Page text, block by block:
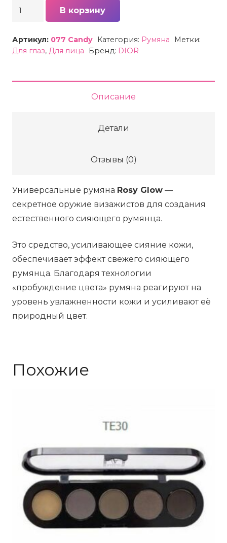
Количество
пудровые
077
Candy,
4.5
В корзину
Артикул: 077 Candy Категория: Румяна
Метки:
Для глаз, Для лица Бренд: DIOR
Описание
Детали
Отзывы (0)
Универсальные румяна Rosy Glow —
секретное оружие визажистов для создания
естественного сияющего румянца.
Это средство, усиливающее сияние кожи,
обеспечивает эффект свежего сияющего
румянца. Благодаря технологии
«пробуждение цвета» румяна реагируют на
уровень увлажненности кожи и усиливают её
природный цвет.
Похожие